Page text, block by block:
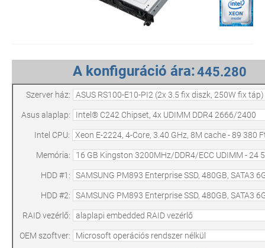
A konfiguráció ára:
Szerver ház:
Asus alaplap:
Intel CPU:
Memória:
HDD #1:
HDD #2:
RAID vezérlő:
OEM szoftver: